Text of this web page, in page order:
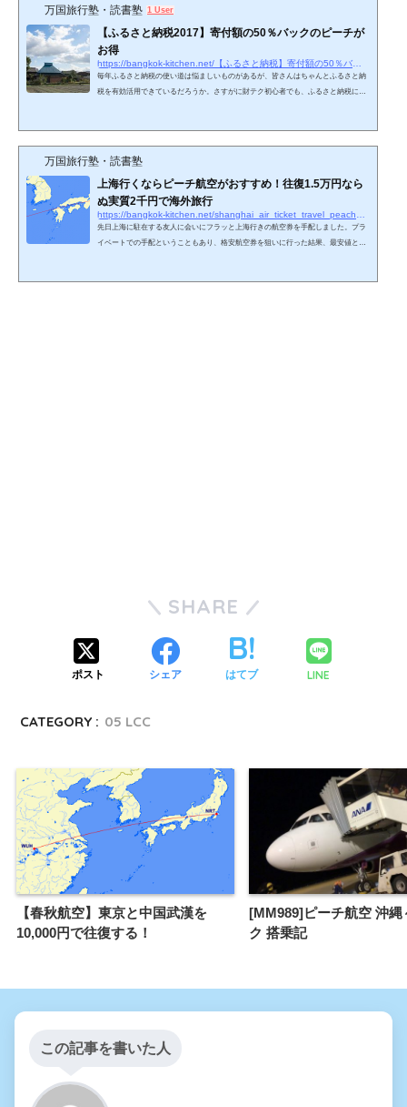
万国旅行塾・読書塾 1 User
【ふるさと納税2017】寄付額の50％バックのピーチが
お得
毎年ふるさと納税の使い道は悩ましいものがあるが、皆さんはちゃんとふるさと納
税を有効活用できているだろうか。さすがに財テク初心者でも、ふるさと納税には
「納税」という言葉がついているふるさと納税。実際には…
万国旅行塾・読書塾
上海行くならピーチ航空がおすすめ！往復1.5万円なら
ぬ実質2千円で海外旅行
先日上海に駐在する友人に会いにフラッと上海行きの航空券を手配しました。プラ
イベートでの手配ということもあり、格安航空券を狙いに行った結果、最安値とま
SHARE
ポスト シェア はてブ LINE
CATEGORY : 05 LCC
【春秋航空】東京と中国武漢を
10,000円で往復する！
[MM989]ピーチ航空 沖縄
ク 搭乗記
この記事を書いた人